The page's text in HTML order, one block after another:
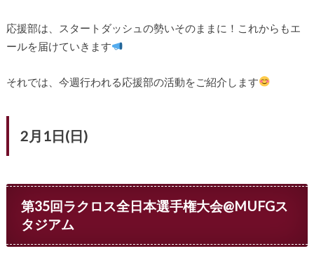
応援部は、スタートダッシュの勢いそのままに！これからもエ
ールを届けていきます
それでは、今週行われる応援部の活動をご紹介します
2月1日(日)
第35回ラクロス全日本選手権大会@MUFGス
タジアム